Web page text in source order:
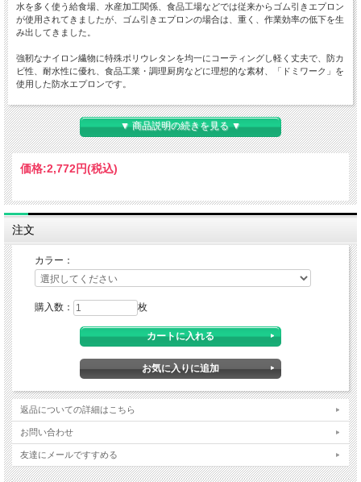
水を多く使う給食場、水産加工関係、食品工場などでは従来からゴム引きエプロン
が使用されてきましたが、ゴム引きエプロンの場合は、重く、作業効率の低下を生
み出してきました。
強靭なナイロン繊物に特殊ポリウレタンを均一にコーティングし軽く丈夫で、防カ
ビ性、耐水性に優れ、食品工業・調理厨房などに理想的な素材、「ドミワーク」を
使用した防水エプロンです。
＜防カビ性＞
コーティング樹脂の中に耐久性のある防カビ加工を施しています。正しい使い方を
すれば、カビでのトラブルを防止します。
＜防血性＞
特別に防血性機能を付与しています。最も落としにくい血による汚れも、中性洗剤
＜耐久性＞
乾熱で130℃まで耐えられます。
食品と接触しても、有害物質は溶出しません。
●取扱方法：付着物にカビが発生する可能性があります。いつも清潔に保ってくだ
さい。
●洗濯方法：中性洗剤で洗濯の上。陰干ししてよく乾燥させてください。
■素材：ドミワーク
(ナイロン１００％)
▼ 商品説明の続きを見る ▼
価格:2,772円(税込)
注文
カラー：
購入数： 枚
返品についての詳細はこちら
お問い合わせ
友達にメールですすめる